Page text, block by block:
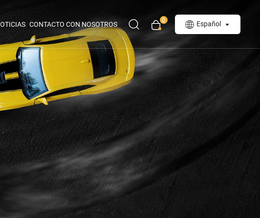
CONTACTO CON NOSOTROS 0 Español